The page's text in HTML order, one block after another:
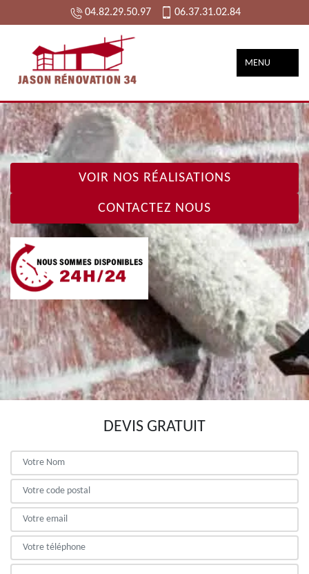
04.82.29.50.97 06.37.31.02.84
MENU
VOIR NOS RÉALISATIONS
CONTACTEZ NOUS
DEVIS GRATUIT